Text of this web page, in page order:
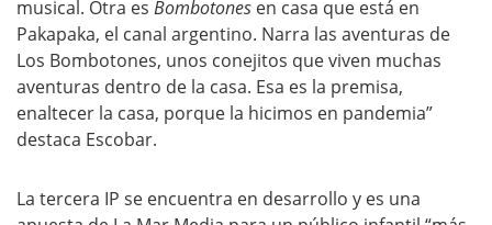
musical. Otra es Bombotones en casa que está en
Pakapaka, el canal argentino. Narra las aventuras de
Los Bombotones, unos conejitos que viven muchas
aventuras dentro de la casa. Esa es la premisa,
enaltecer la casa, porque la hicimos en pandemia”
destaca Escobar.
La tercera IP se encuentra en desarrollo y es una